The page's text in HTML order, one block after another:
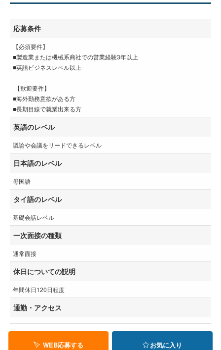
応募条件
【必須要件】
■製造業または機械系商社での営業経験3年以上
■英語ビジネスレベル以上
【歓迎要件】
■海外勤務意欲がある方
■長期目線で就業出来る方
英語のレベル
議論や会議をリードできるレベル
日本語のレベル
母国語
タイ語のレベル
基礎会話レベル
一次面接の種類
通常面接
休日についての説明
年間休日120日程度
通勤・アクセス
WEB応募する お気に入り